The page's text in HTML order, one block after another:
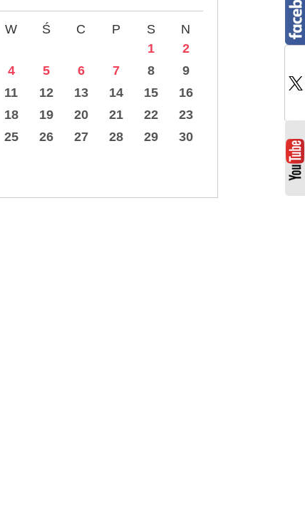
W Ś C P S
N
1
2
4 5 6 7 8
9
11 12 13 14 15
16
18 19 20 21 22
23
25 26 27 28 29
30